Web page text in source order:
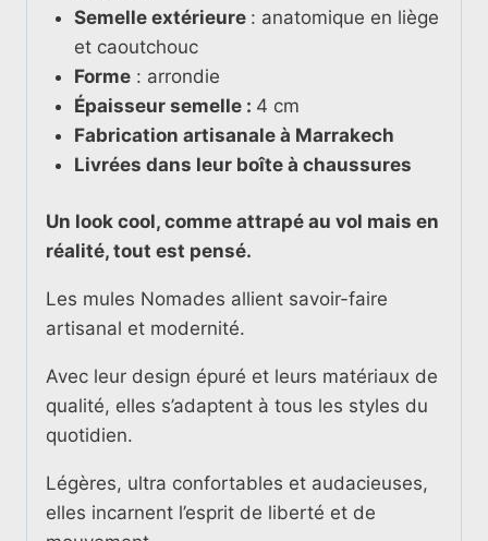
Semelle extérieure : anatomique en liège
et caoutchouc
Forme: arrondie
Épaisseur semelle : 4 cm
Fabrication artisanale à Marrakech
Livrées dans leur boîte à chaussures
Un look cool, comme attrapé au vol mais en
réalité, tout est pensé.
Les mules Nomades allient savoir-faire
artisanal et modernité.
Avec leur design épuré et leurs matériaux de
qualité, elles s’adaptent à tous les styles du
quotidien.
Légères, ultra confortables et audacieuses,
elles incarnent l’esprit de liberté et de